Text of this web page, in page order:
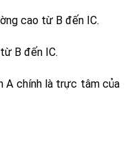
cao từ B đến IC.
B đến IC.
A chính là trực tâm của